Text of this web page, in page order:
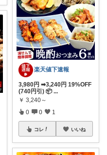
楽天値下速報
3,980円 ➡3,240円 19%OFF
(740円引) 📦...
￥ 3,240～
0 0 1
コレ いいね